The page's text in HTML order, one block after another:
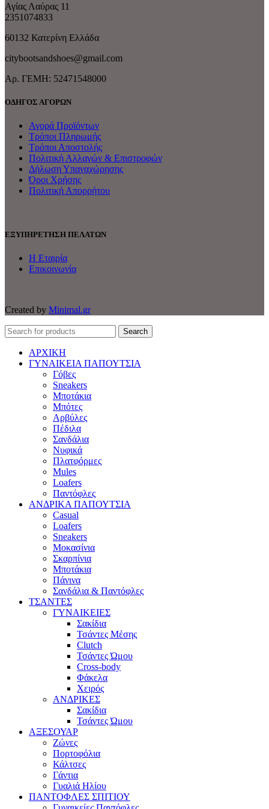
Αγίας Λαύρας 11
2351074833
60132 Κατερίνη Ελλάδα
citybootsandshoes@gmail.com
Aρ. ΓΕΜΗ: 52471548000
ΟΔΗΓΟΣ ΑΓΟΡΩΝ
Αγορά Προϊόντων
Τρόποι Πληρωμής
Τρόποι Αποστολής
Πολιτική Αλλαγών & Επιστροφών
Δήλωση Υπαναχώρησης
Όροι Χρήσης
Πολιτική Απορρήτου
ΕΞΥΠΗΡΕΤΗΣΗ ΠΕΛΑΤΩΝ
Η Εταιρία
Επικοινωνία
Created by Minimal.gr
Search
ΑΡΧΙΚΗ
ΓΥΝΑΙΚΕΙΑ ΠΑΠΟΥΤΣΙΑ
Γόβες
Sneakers
Μποτάκια
Μπότες
Αρβύλες
Πέδιλα
Σανδάλια
Νυφικά
Πλατφόρμες
Mules
Loafers
Παντόφλες
ΑΝΔΡΙΚΑ ΠΑΠΟΥΤΣΙΑ
Casual
Loafers
Sneakers
Μοκασίνια
Σκαρπίνια
Μποτάκια
Πάνινα
Σανδάλια & Παντόφλες
ΤΣΑΝΤΕΣ
ΓΥΝΑΙΚΕΙΕΣ
Σακίδια
Τσάντες Μέσης
Clutch
Τσάντες Ώμου
Cross-body
Φάκελα
Χειρός
ΑΝΔΡΙΚΕΣ
Σακίδια
Τσάντες Ώμου
ΑΞΕΣΟΥΑΡ
Ζώνες
Πορτοφόλια
Κάλτσες
Γάντια
Γυαλιά Ηλίου
ΠΑΝΤΟΦΛΕΣ ΣΠΙΤΙΟΥ